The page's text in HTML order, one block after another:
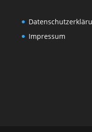
Impressum